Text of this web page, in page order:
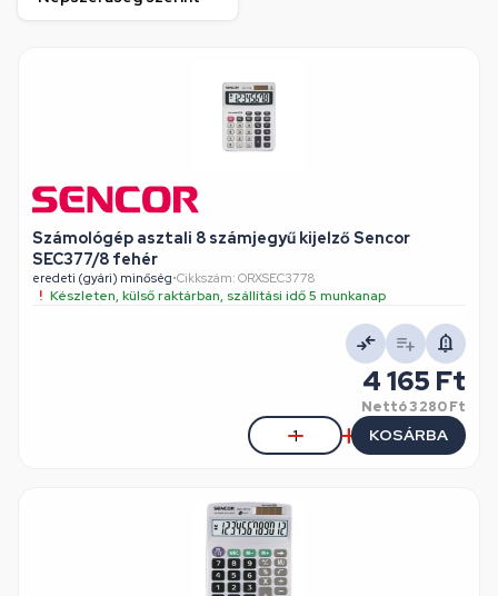
Számológép asztali 8 számjegyű kijelző Sencor
SEC377/8 fehér
eredeti (gyári) minőség•Cikkszám: ORXSEC3778
Készleten, külső raktárban, szállítási idő 5 munkanap
4 165 Ft
Nettó3 280 Ft
KOSÁRBA